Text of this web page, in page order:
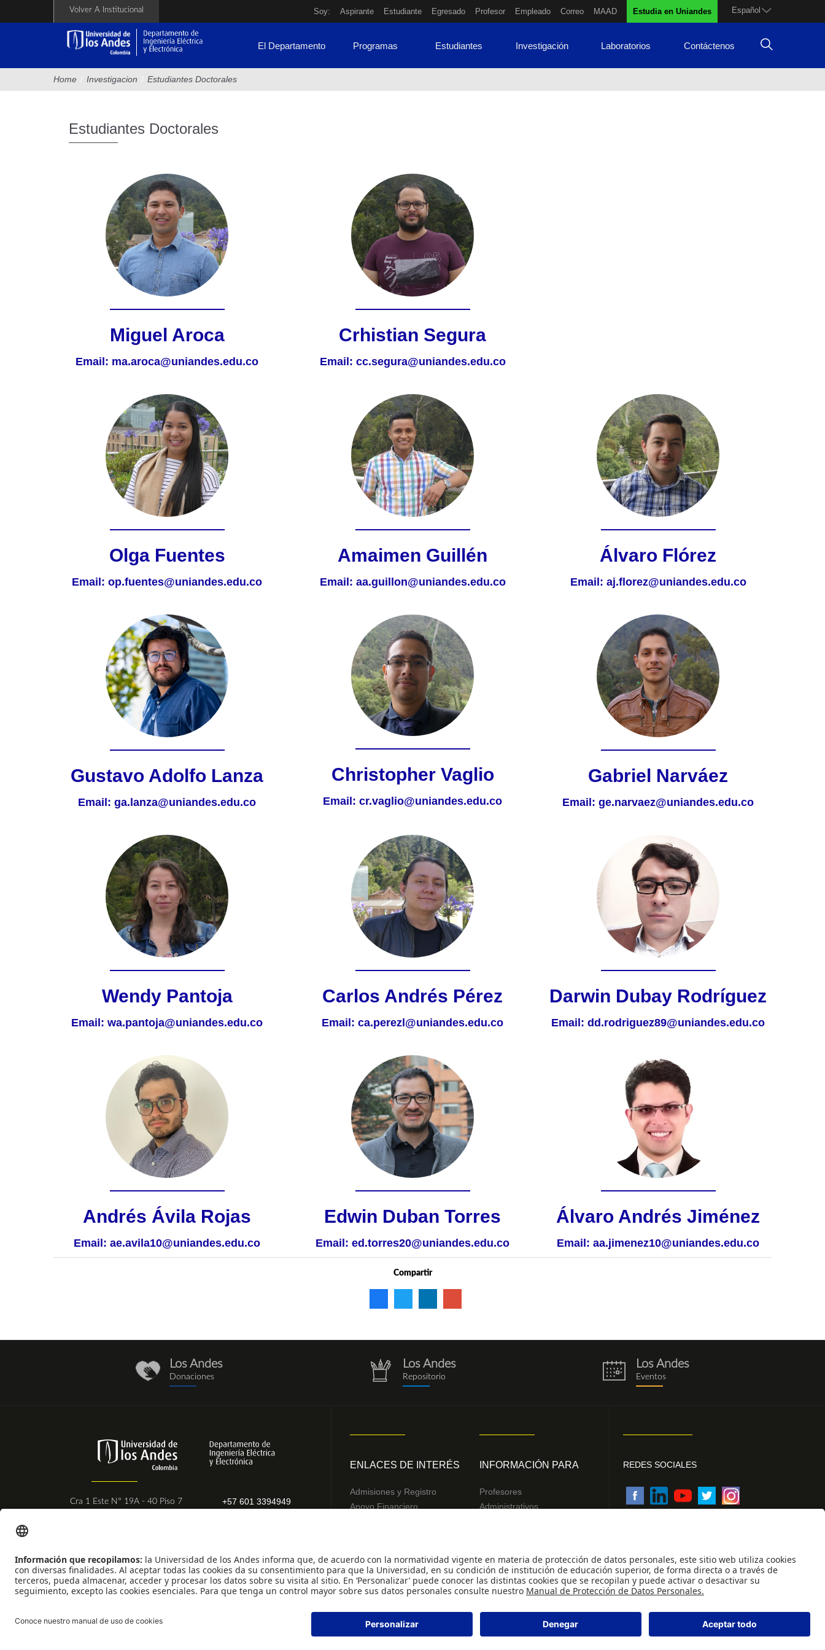
Español
Soy: Aspirante Estudiante Egresado Profesor Empleado Correo MAAD Estudia en Uniandes
Volver A Institucional
El Departamento Programas Estudiantes Investigación Laboratorios Contáctenos
Home / Investigacion / Estudiantes Doctorales
Estudiantes Doctorales
Miguel Aroca
Email: ma.aroca@uniandes.edu.co
Crhistian Segura
Email: cc.segura@uniandes.edu.co
Olga Fuentes
Email: op.fuentes@uniandes.edu.co
Amaimen Guillén
Email: aa.guillon@uniandes.edu.co
Álvaro Flórez
Email: aj.florez@uniandes.edu.co
Gustavo Adolfo Lanza
Email: ga.lanza@uniandes.edu.co
Christopher Vaglio
Email: cr.vaglio@uniandes.edu.co
Gabriel Narváez
Email: ge.narvaez@uniandes.edu.co
Wendy Pantoja
Email: wa.pantoja@uniandes.edu.co
Carlos Andrés Pérez
Email: ca.perezl@uniandes.edu.co
Darwin Dubay Rodríguez
Email: dd.rodriguez89@uniandes.edu.co
Andrés Ávila Rojas
Email: ae.avila10@uniandes.edu.co
Edwin Duban Torres
Email: ed.torres20@uniandes.edu.co
Álvaro Andrés Jiménez
Email: aa.jimenez10@uniandes.edu.co
Compartir
donaciones_1.png
Los Andes
Donaciones repositorio.png
Los Andes
Repositorio eventos.png
Los Andes
Eventos
Cra 1 Este N° 19A - 40 Piso 7
+57 601 3394949
ENLACES DE INTERÉS
Admisiones y Registro
Apoyo Financiero
INFORMACIÓN PARA
Profesores
Administrativos
REDES SOCIALES
Reconocimiento personería jurídica: Resolución 28 del 23 de febrero de 1949 Minjusticia.